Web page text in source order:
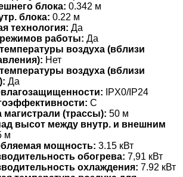
блока: 0.342 м
блока: 0.22 м
технология: Да
работы: Да
воздуха (вблизи
Нет
воздуха (вблизи
Да
IPX0/IP24
C
магистрали (трассы): 50 м
высот между внутр. и внешним
м
мощность: 3.15 кВт
обогрева: 7,91 кВт
охлаждения: 7.92 кВт